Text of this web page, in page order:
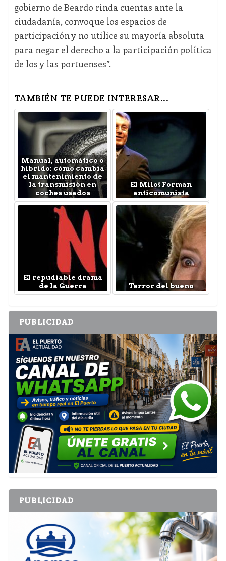
gobierno de Beardo rinda cuentas ante la
ciudadanía, convoque los espacios de
participación y no utilice su mayoría absoluta
para negar el derecho a la participación política
de los y las portuenses”.
TAMBIÉN TE PUEDE INTERESAR...
Manual, automático o
híbrido: cómo cambia
el mantenimiento de
la transmisión en
coches usados
El Miloš Forman
anticomunista
El repudiable drama
de la Guerra
Terror del bueno
PUBLICIDAD
PUBLICIDAD